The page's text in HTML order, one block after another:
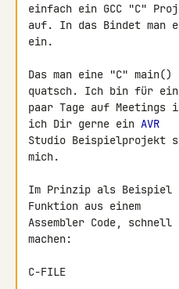
einfach ein GCC "C"
auf. In das Bindet man
ein.
Das man eine "C"
quatsch. Ich bin für ein
paar Tage auf Meetings
ich Dir gerne ein AVR
Studio Beispielprojekt
mich.
Im Prinzip als Beispiel
Funktion aus einem
Assembler Code,
machen: